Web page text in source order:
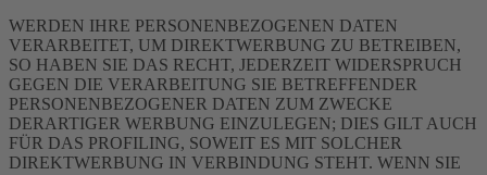
WERDEN IHRE PERSONENBEZOGENEN DATEN
VERARBEITET, UM DIREKTWERBUNG ZU BETREIBEN,
SO HABEN SIE DAS RECHT, JEDERZEIT WIDERSPRUCH
GEGEN DIE VERARBEITUNG SIE BETREFFENDER
PERSONENBEZOGENER DATEN ZUM ZWECKE
DERARTIGER WERBUNG EINZULEGEN; DIES GILT AUCH
FÜR DAS PROFILING, SOWEIT ES MIT SOLCHER
DIREKTWERBUNG IN VERBINDUNG STEHT. WENN SIE